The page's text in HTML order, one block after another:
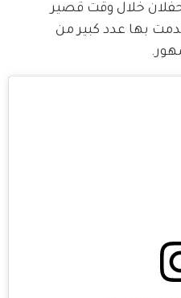
خلال وقت قصير
بها عدد كبير من